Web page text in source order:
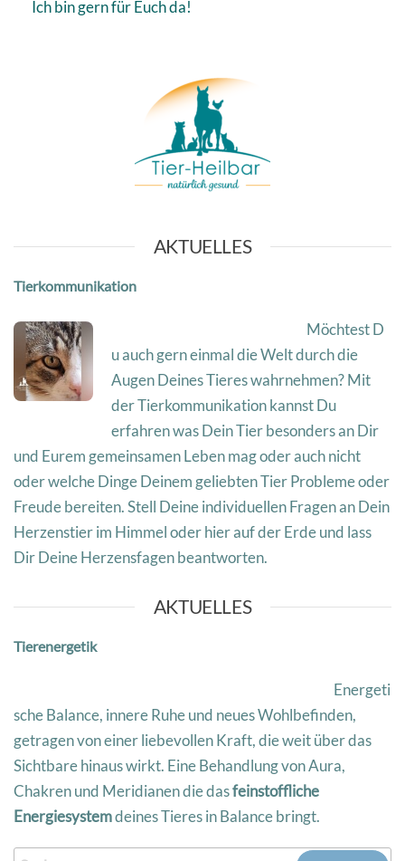
Ich bin gern für Euch da!
AKTUELLES
Tierkommunikation
Möchtest D
u auch gern einmal die Welt durch die
Augen Deines Tieres wahrnehmen? Mit
der Tierkommunikation kannst Du
erfahren was Dein Tier besonders an Dir
und Eurem gemeinsamen Leben mag oder auch nicht
oder welche Dinge Deinem geliebten Tier Probleme oder
Freude bereiten. Stell Deine individuellen Fragen an Dein
Herzenstier im Himmel oder hier auf der Erde und lass
Dir Deine Herzensfagen beantworten.
AKTUELLES
Tierenergetik
Energeti
sche Balance, innere Ruhe und neues Wohlbefinden,
getragen von einer liebevollen Kraft, die weit über das
Sichtbare hinaus wirkt. Eine Behandlung von Aura,
Chakren und Meridianen die dasfeinstoffliche
Energiesystemdeines Tieres in Balance bringt.